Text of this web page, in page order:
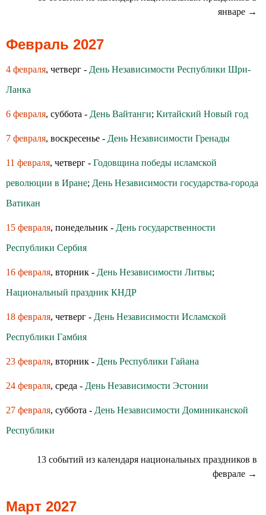
январе →
Февраль 2027
4 февраля, четверг - День Независимости Республики Шри-
Ланка
6 февраля, суббота - День Вайтанги; Китайский Новый год
7 февраля, воскресенье - День Независимости Гренады
11 февраля, четверг - Годовщина победы исламской
революции в Иране; День Независимости государства-города
Ватикан
15 февраля, понедельник - День государственности
Республики Сербия
16 февраля, вторник - День Независимости Литвы;
Национальный праздник КНДР
18 февраля, четверг - День Независимости Исламской
Республики Гамбия
23 февраля, вторник - День Республики Гайана
24 февраля, среда - День Независимости Эстонии
27 февраля, суббота - День Независимости Доминиканской
Республики
13 событий из календаря национальных праздников в
феврале →
Март 2027